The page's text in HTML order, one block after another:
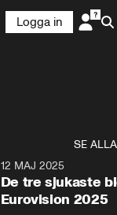
Logga in
SE ALLA
12 MAJ 2025
De tre sjukaste
Eurovision 2025